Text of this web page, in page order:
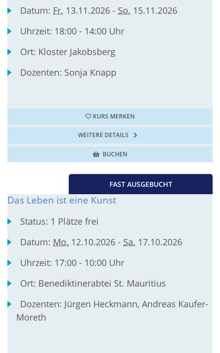
Datum: Fr. 13.11.2026 - So. 15.11.2026
Uhrzeit: 18:00 - 14:00 Uhr
Ort: Kloster Jakobsberg
Dozenten: Sonja Knapp
KURS MERKEN
WEITERE DETAILS
BUCHEN
FAST AUSGEBUCHT
Das Leben ist eine Kunst
Status: 1 Plätze frei
Datum: Mo. 12.10.2026 - Sa. 17.10.2026
Uhrzeit: 17:00 - 10:00 Uhr
Ort: Benediktinerabtei St. Mauritius
Dozenten: Jürgen Heckmann, Andreas Kaufer-
Moreth